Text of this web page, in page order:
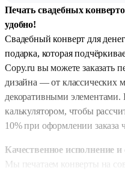
Печать свадебных
удобно!
Свадебный конверт для
подарка, которая
Copy.ru вы можете заказать
дизайна — от классических
декоративными элементами.
калькулятором, чтобы
10% при оформлении заказа
Качественное исполнение
Мы печатаем конверты на